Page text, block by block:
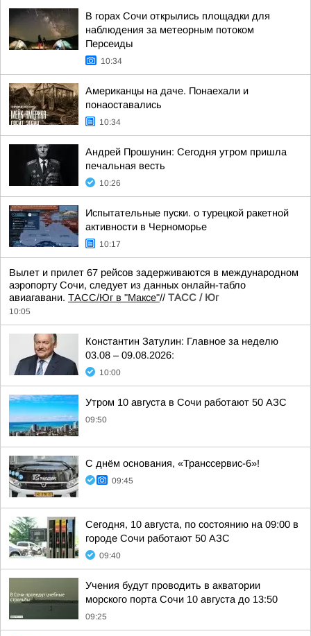
В горах Сочи открылись площадки для
наблюдения за метеорным потоком
Персеиды
10:34
Американцы на даче. Понаехали и
понаоставались
10:34
Андрей Прошунин: Сегодня утром пришла
печальная весть
10:26
Испытательные пуски. о турецкой ракетной
активности в Черноморье
10:17
Вылет и прилет 67 рейсов задерживаются в международном
аэропорту Сочи, следует из данных онлайн-табло
авиагавани. ТАСС/Юг в "Максе"// ТАСС / Юг
10:05
Константин Затулин: Главное за неделю
03.08 – 09.08.2026:
10:00
Утром 10 августа в Сочи работают 50 АЗС
09:50
С днём основания, «Транссервис-6»!
09:45
Сегодня, 10 августа, по состоянию на 09:00 в
городе Сочи работают 50 АЗС
09:40
Учения будут проводить в акватории
морского порта Сочи 10 августа до 13:50
09:25